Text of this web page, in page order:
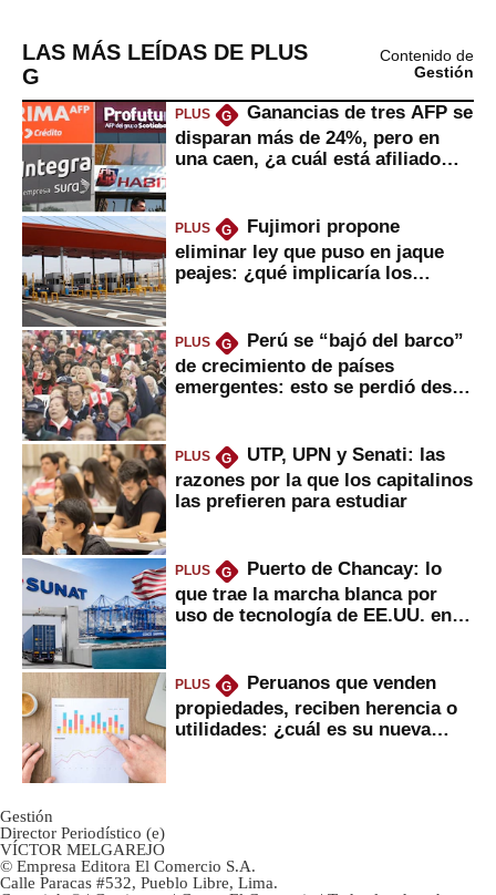
LAS MÁS LEÍDAS DE PLUS
G
Contenido de
Gestión
PLUS G
Ganancias de tres AFP se
disparan más de 24%, pero en
una caen, ¿a cuál está afiliado
PLUS G
Fujimori propone
eliminar ley que puso en jaque
peajes: ¿qué implicaría los
PLUS G
Perú se “bajó del barco”
de crecimiento de países
emergentes: esto se perdió desde
PLUS G
UTP, UPN y Senati: las
razones por la que los capitalinos
las prefieren para estudiar
PLUS G
Puerto de Chancay: lo
que trae la marcha blanca por
uso de tecnología de EE.UU. en
PLUS G
Peruanos que venden
propiedades, reciben herencia o
utilidades: ¿cuál es su nueva
Gestión
Director Periodístico (e)
VÍCTOR MELGAREJO
© Empresa Editora El Comercio S.A.
Calle Paracas #532, Pueblo Libre, Lima.